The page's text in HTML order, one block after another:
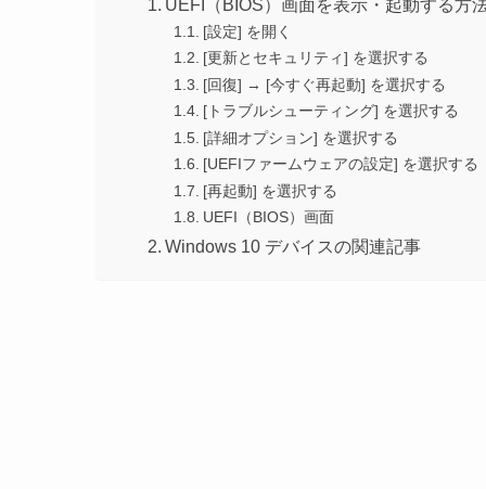
UEFI（BIOS）画面を表示・起動する方
[設定] を開く
[更新とセキュリティ] を選択する
[回復] → [今すぐ再起動] を選択する
[トラブルシューティング] を選択する
[詳細オプション] を選択する
[UEFIファームウェアの設定] を選択する
[再起動] を選択する
UEFI（BIOS）画面
Windows 10 デバイスの関連記事